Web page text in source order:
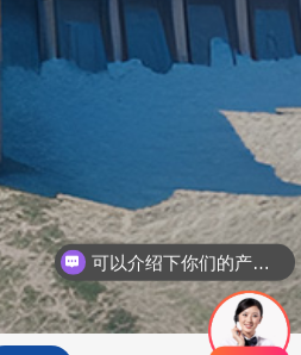
可以介绍下你们的产品么